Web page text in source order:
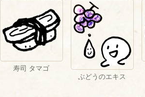
寿司 タマゴ
ぶどうのエキス